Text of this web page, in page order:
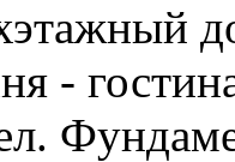
-